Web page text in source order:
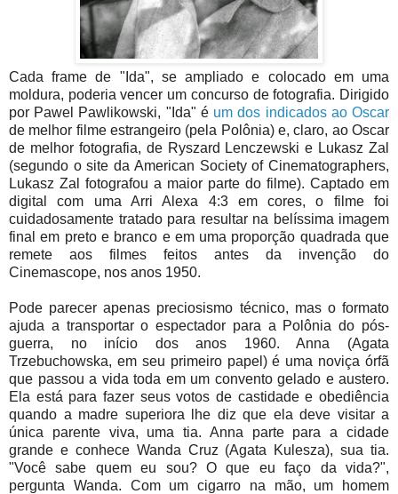
Cada frame de "Ida", se ampliado e colocado em uma
moldura, poderia vencer um concurso de fotografia. Dirigido
por Pawel Pawlikowski, "Ida" é um dos indicados ao Oscar
de melhor filme estrangeiro (pela Polônia) e, claro, ao Oscar
de melhor fotografia, de Ryszard Lenczewski e Lukasz Zal
(segundo o site da American Society of Cinematographers,
Lukasz Zal fotografou a maior parte do filme). Captado em
digital com uma Arri Alexa 4:3 em cores, o filme foi
cuidadosamente tratado para resultar na belíssima imagem
final em preto e branco e em uma proporção quadrada que
remete aos filmes feitos antes da invenção do
Cinemascope, nos anos 1950.
Pode parecer apenas preciosismo técnico, mas o formato
ajuda a transportar o espectador para a Polônia do pós-
guerra, no início dos anos 1960. Anna (Agata
Trzebuchowska, em seu primeiro papel) é uma noviça órfã
que passou a vida toda em um convento gelado e austero.
Ela está para fazer seus votos de castidade e obediência
quando a madre superiora lhe diz que ela deve visitar a
única parente viva, uma tia. Anna parte para a cidade
grande e conhece Wanda Cruz (Agata Kulesza), sua tia.
"Você sabe quem eu sou? O que eu faço da vida?",
pergunta Wanda. Com um cigarro na mão, um homem